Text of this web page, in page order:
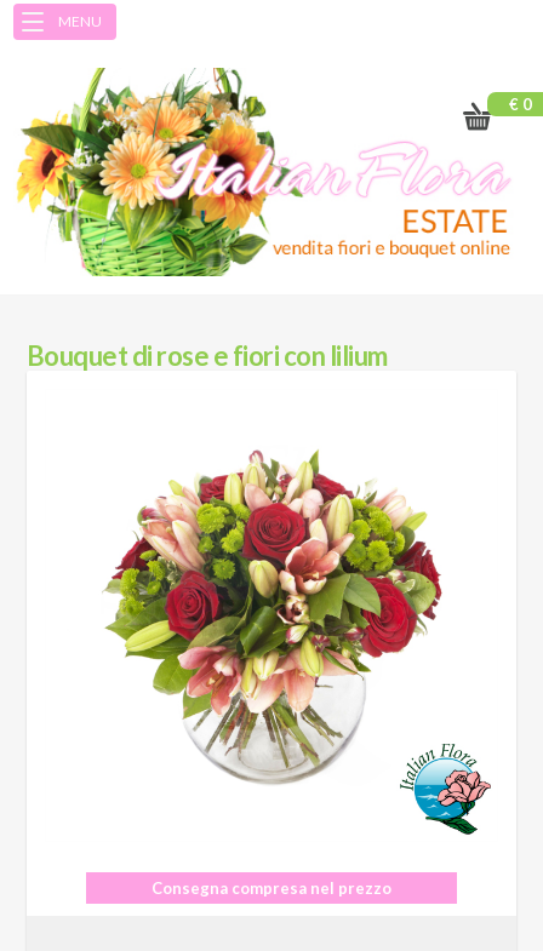
MENU
€ 0
Bouquet di rose e fiori con lilium
Consegna compresa nel prezzo